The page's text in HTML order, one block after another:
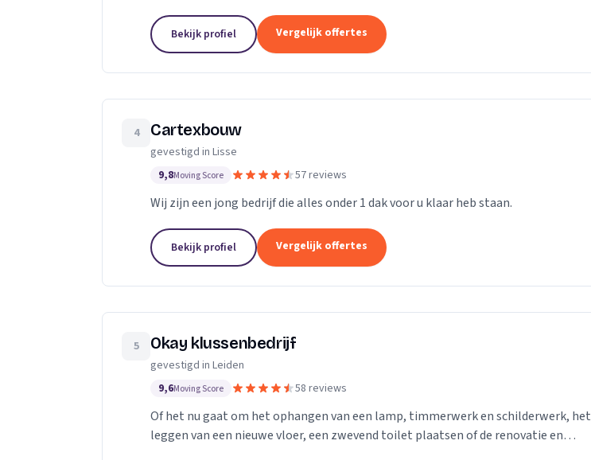
Bekijk profiel Vergelijk offertes
4 Cartexbouw
gevestigd in Lisse
9,8Moving Score 57 reviews
Wij zijn een jong bedrijf die alles onder 1 dak voor u klaar heb staan.
Bekijk profiel Vergelijk offertes
5 Okay klussenbedrijf
gevestigd in Leiden
9,6Moving Score 58 reviews
Of het nu gaat om het ophangen van een lamp, timmerwerk en schilderwerk, het
leggen van een nieuwe vloer, een zwevend toilet plaatsen of de renovatie en